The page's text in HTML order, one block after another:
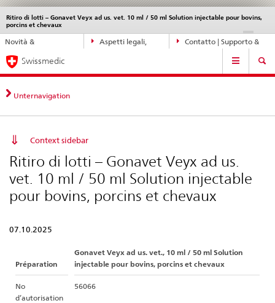
Navigazione
diretta:
novità,
aspetti
legali,
contatto
Novità &
Aspetti legali,
Contatto | Supporto &
Ritiro di lotti – Gonavet Veyx ad us. vet. 10 ml / 50 ml Solution injectable pour bovins,
porcins et chevaux
DE IT
Service
navigation
Navigation
Swissmedic
Unternavigation
Context sidebar
Ritiro di lotti – Gonavet Veyx ad us.
vet. 10 ml / 50 ml Solution injectable
pour bovins, porcins et chevaux
07.10.2025
Préparation
Gonavet Veyx ad us. vet., 10 ml / 50 ml Solution
injectable pour bovins, porcins et chevaux
No
d’autorisation
56066